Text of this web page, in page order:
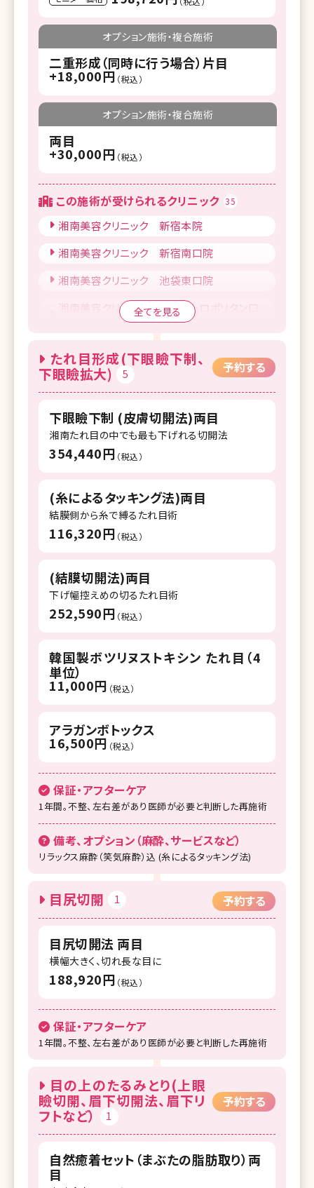
オプション施術・複合施術
二重形成（同時に行う場合）片目
+18,000円 （税込）
オプション施術・複合施術
両目
+30,000円 （税込）
この施術が受けられるクリニック 35
湘南美容クリニック 新宿本院
湘南美容クリニック 新宿南口院
湘南美容クリニック 池袋東口院
湘南美容クリニック 池袋メトロポリタン口
湘南美容クリニック 錦糸町院
湘南美容クリニック 調布院
湘南美容クリニック 町田院
湘南美容クリニック 藤沢院
湘南美容クリニック 横須賀中央院
湘南美容クリニック 千葉センシティ院
湘南美容クリニック 柏院
湘南美容クリニック 流山おおたかの森院
湘南美容クリニック 宇都宮院
湘南美容クリニック 名古屋駅本院
湘南美容クリニック 浜松院
湘南美容クリニック 富山院
湘南美容クリニック 広島院
湘南美容クリニック 高松院
湘南美容クリニック 高知院
湘南美容クリニック 京都駅ビル院
湘南美容クリニック 大阪梅田本院
湘南美容クリニック 大阪あべの院
湘南美容クリニック 大阪堺東院
湘南美容クリニック 福岡院
湘南美容クリニック 久留米院
湘南美容クリニック 鹿児島中央院
全てを見る
たれ目形成(下眼瞼下制、
下眼瞼拡大)
5 予約する
下眼瞼下制 (皮膚切開法)両目
湘南たれ目の中でも最も下げれる切開法
354,440円 （税込）
(糸によるタッキング法)両目
結膜側から糸で縛るたれ目術
116,320円 （税込）
(結膜切開法)両目
下げ幅控えめの切るたれ目術
252,590円 （税込）
韓国製ボツリヌストキシン たれ目（4
単位）
11,000円 （税込）
アラガンボトックス
16,500円 （税込）
保証・アフターケア
1年間。不整、左右差があり医師が必要と判断した再施術
備考、オプション（麻酔、サービスなど）
リラックス麻酔（笑気麻酔）込 (糸によるタッキング法)
目尻切開 1 予約する
目尻切開法 両目
横幅大きく、切れ長な目に
188,920円 （税込）
保証・アフターケア
1年間。不整、左右差があり医師が必要と判断した再施術
目の上のたるみとり(上眼
瞼切開、眉下切開法、眉下リ
フトなど）
1
予約する
自然癒着セット（まぶたの脂肪取り）両
目